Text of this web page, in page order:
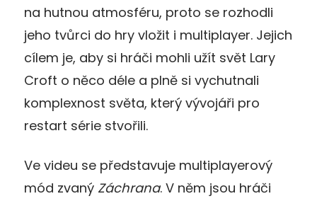
na hutnou atmosféru, proto se rozhodli
jeho tvůrci do hry vložit i multiplayer. Jejich
cílem je, aby si hráči mohli užít svět Lary
Croft o něco déle a plně si vychutnali
komplexnost světa, který vývojáři pro
restart série stvořili.
Ve videu se představuje multiplayerový
mód zvaný Záchrana. V něm jsou hráči